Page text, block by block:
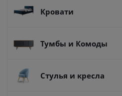
Кровати
Тумбы и Комоды
Стулья и кресла